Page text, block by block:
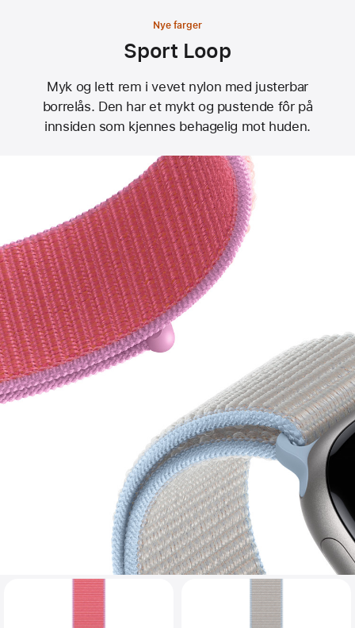
Nye farger
Sport Loop
Myk og lett rem i vevet nylon med justerbar
borrelås. Den har et mykt og pustende fôr på
innsiden som kjennes behagelig mot huden.